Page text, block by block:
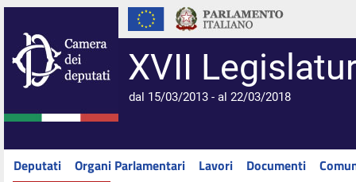
XVII
dal 15/03/2013 - al 22/03/2018
Deputati Organi Parlamentari Lavori Documenti